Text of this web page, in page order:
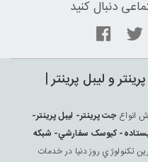
دنبال کنید
و ليبل پرينتر |
انواع جت پرينتر- ليبل پرينتر-
کيوسک سفارشي- شبکه
تکنولوژي روز دنيا در خدمات